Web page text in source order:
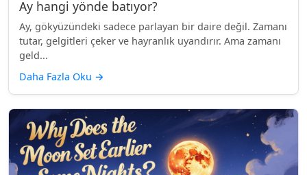
Ay hangi yönde batıyor?
Ay, gökyüzündeki sadece parlayan bir daire değil. Zamanı
tutar, gelgitleri çeker ve hayranlık uyandırır. Ama zamanı
geld...
Daha Fazla Oku →